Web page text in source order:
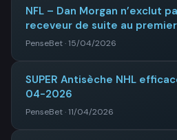
NFL – Dan Morgan n’exclut
receveur de suite au
PenseBet · 15/04/2026
SUPER Antisèche NHL
04-2026
PenseBet · 11/04/2026